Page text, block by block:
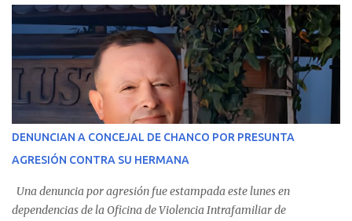
estableció que estos funcionarios —quienes administran o
custodian fondos públicos— efectuaron transacciones por un
monto total de $116.075.918 entre enero de 2024 y junio de 2025.
En el detalle regional, se indica que en la comuna de Cauquenes se
identificó a cuatro funcionarios involucrados en este tipo de
operaciones. Asimismo, se precisa que uno de los casos
corresponde a un funcionario de la Municipalidad de Chanco,
detectaron incumplimientos a la normativa vigente. El informe
precisa que la mayor cantidad de dinero apostado se registró en
Talca, donde...
DENUNCIAN A CONCEJAL DE CHANCO POR PRESUNTA
AGRESIÓN CONTRA SU HERMANA
Una denuncia por agresión fue estampada este lunes en
dependencias de la Oficina de Violencia Intrafamiliar de